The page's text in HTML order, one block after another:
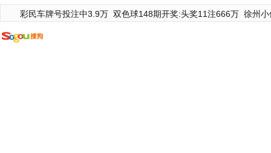
彩民车牌号投注中3.9万 双色球148期开奖:头奖11注666万 徐州